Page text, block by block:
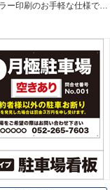
スチレンボード
Styrene Board
板材
Board
フレーム／看板枠
Frame
ー印刷のお手軽な仕様で…